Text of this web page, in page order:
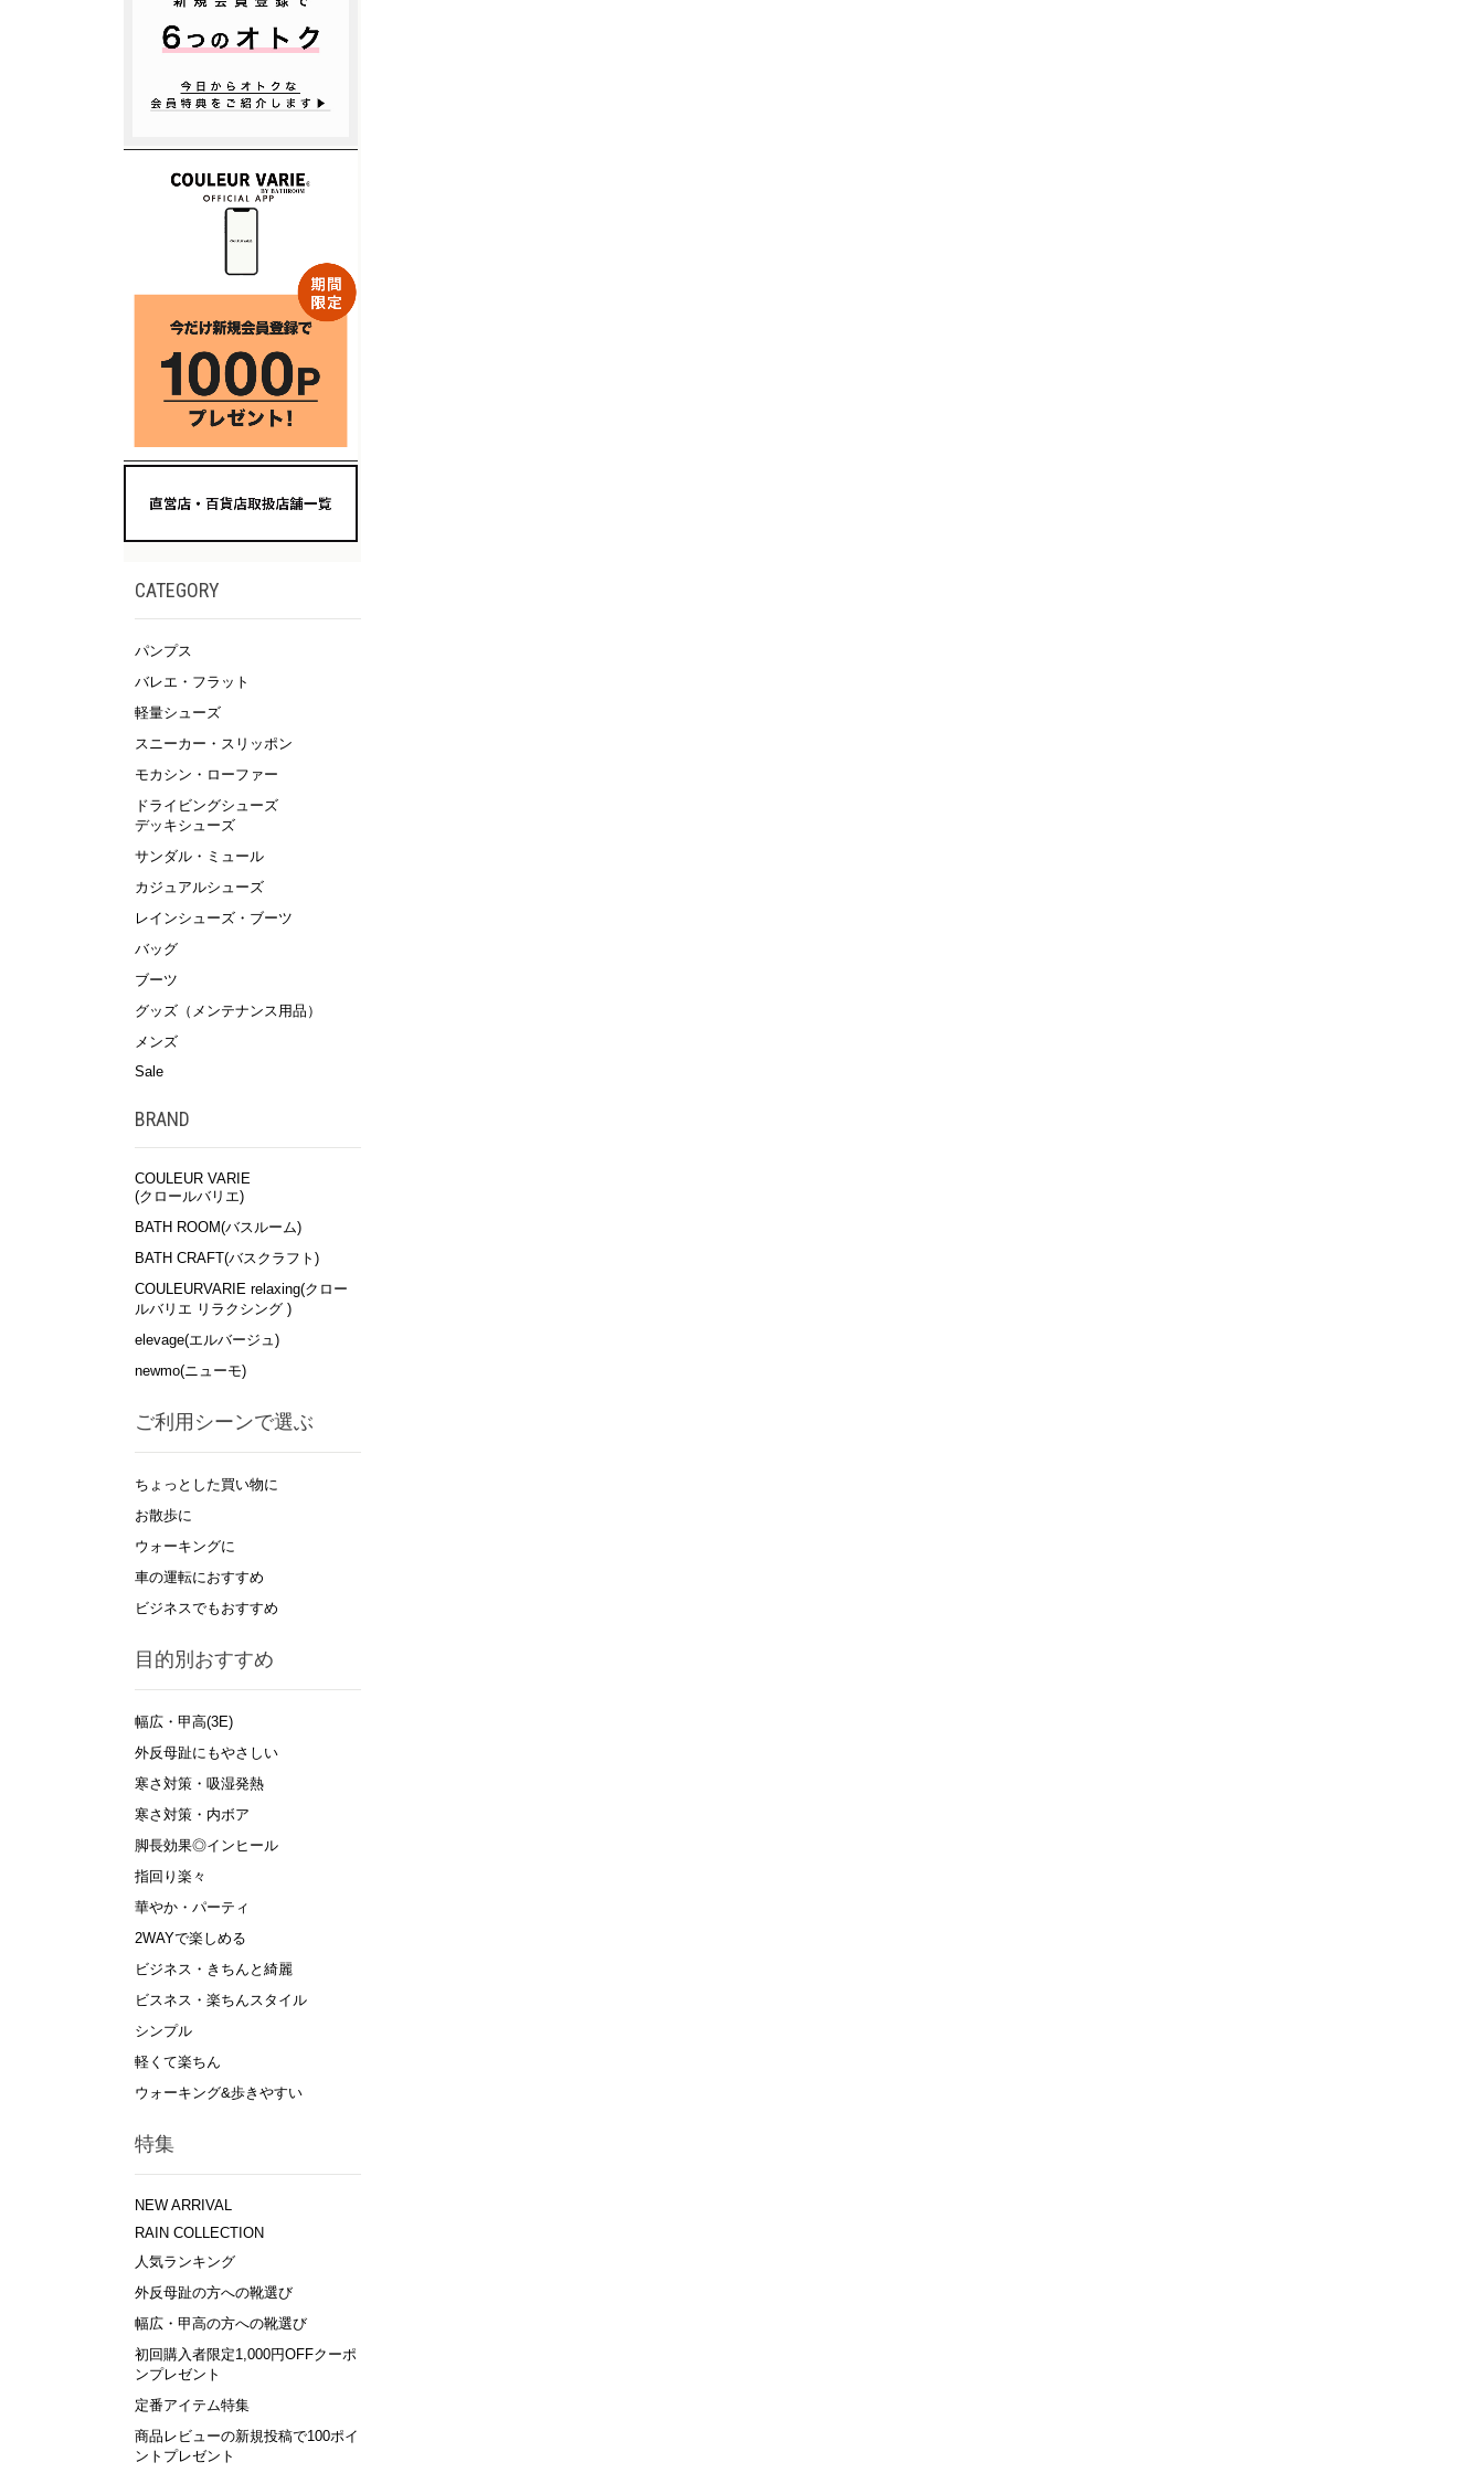
CATEGORY
パンプス
バレエ・フラット
軽量シューズ
スニーカー・スリッポン
モカシン・ローファー
ドライビングシューズ
デッキシューズ
サンダル・ミュール
カジュアルシューズ
レインシューズ・ブーツ
バッグ
ブーツ
グッズ（メンテナンス用品）
メンズ
Sale
BRAND
COULEUR VARIE
(クロールバリエ)
BATH ROOM(バスルーム)
BATH CRAFT(バスクラフト)
COULEURVARIE relaxing(クロー
ルバリエ リラクシング )
elevage(エルバージュ)
newmo(ニューモ)
ご利用シーンで選ぶ
ちょっとした買い物に
お散歩に
ウォーキングに
車の運転におすすめ
ビジネスでもおすすめ
目的別おすすめ
幅広・甲高(3E)
外反母趾にもやさしい
寒さ対策・吸湿発熱
寒さ対策・内ボア
脚長効果◎インヒール
指回り楽々
華やか・パーティ
2WAYで楽しめる
ビジネス・きちんと綺麗
ビスネス・楽ちんスタイル
シンプル
軽くて楽ちん
ウォーキング&歩きやすい
特集
NEW ARRIVAL
RAIN COLLECTION
人気ランキング
外反母趾の方への靴選び
幅広・甲高の方への靴選び
初回購入者限定1,000円OFFクーポ
ンプレゼント
定番アイテム特集
商品レビューの新規投稿で100ポイ
ントプレゼント